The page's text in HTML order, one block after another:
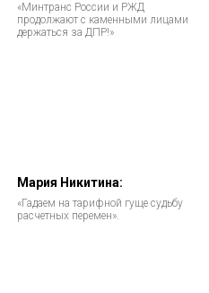
«Минтранс России и РЖД
продолжают с каменными лицами
держаться за ДПР!»
Мария Никитина:
«Гадаем на тарифной гуще судьбу
расчетных перемен».